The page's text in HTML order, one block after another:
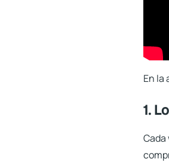
En la
1.
Cada